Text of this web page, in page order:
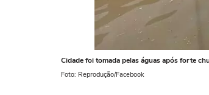
Cidade foi tomada pelas águas após forte
Foto: Reprodução/Facebook